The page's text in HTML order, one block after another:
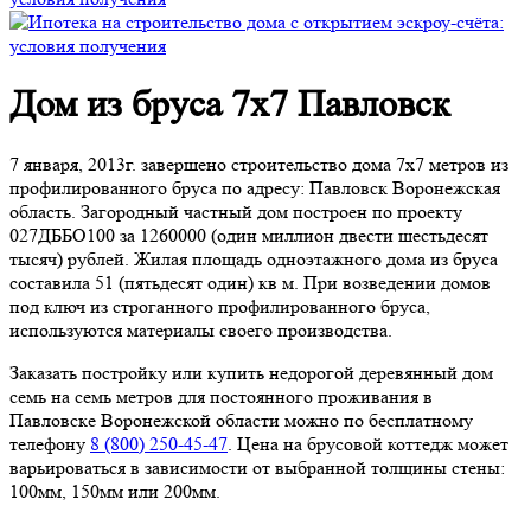
Дом из бруса 7х7 Павловск
7 января, 2013г. завершено строительство дома 7х7 метров из
профилированного бруса по адресу: Павловск Воронежская
область. Загородный частный дом построен по проекту
027ДББО100 за 1260000 (один миллион двести шестьдесят
тысяч) рублей. Жилая площадь одноэтажного дома из бруса
составила 51 (пятьдесят один) кв м. При возведении домов
под ключ из строганного профилированного бруса,
используются материалы своего производства.
Заказать постройку или купить недорогой деревянный дом
семь на семь метров для постоянного проживания в
Павловске Воронежской области можно по бесплатному
телефону 8 (800) 250-45-47. Цена на брусовой коттедж может
варьироваться в зависимости от выбранной толщины стены:
100мм, 150мм или 200мм.